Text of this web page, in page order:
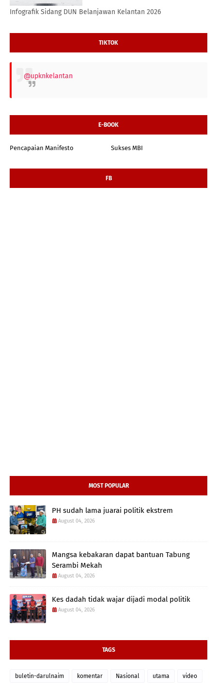
Infografik Sidang DUN Belanjawan Kelantan 2026
TIKTOK
@upknkelantan
E-BOOK
Pencapaian Manifesto Sukses MBI
FB
MOST POPULAR
PH sudah lama juarai politik ekstrem
August 04, 2026
Mangsa kebakaran dapat bantuan Tabung
Serambi Mekah
August 04, 2026
Kes dadah tidak wajar dijadi modal politik
August 04, 2026
TAGS
buletin-darulnaim komentar Nasional utama video